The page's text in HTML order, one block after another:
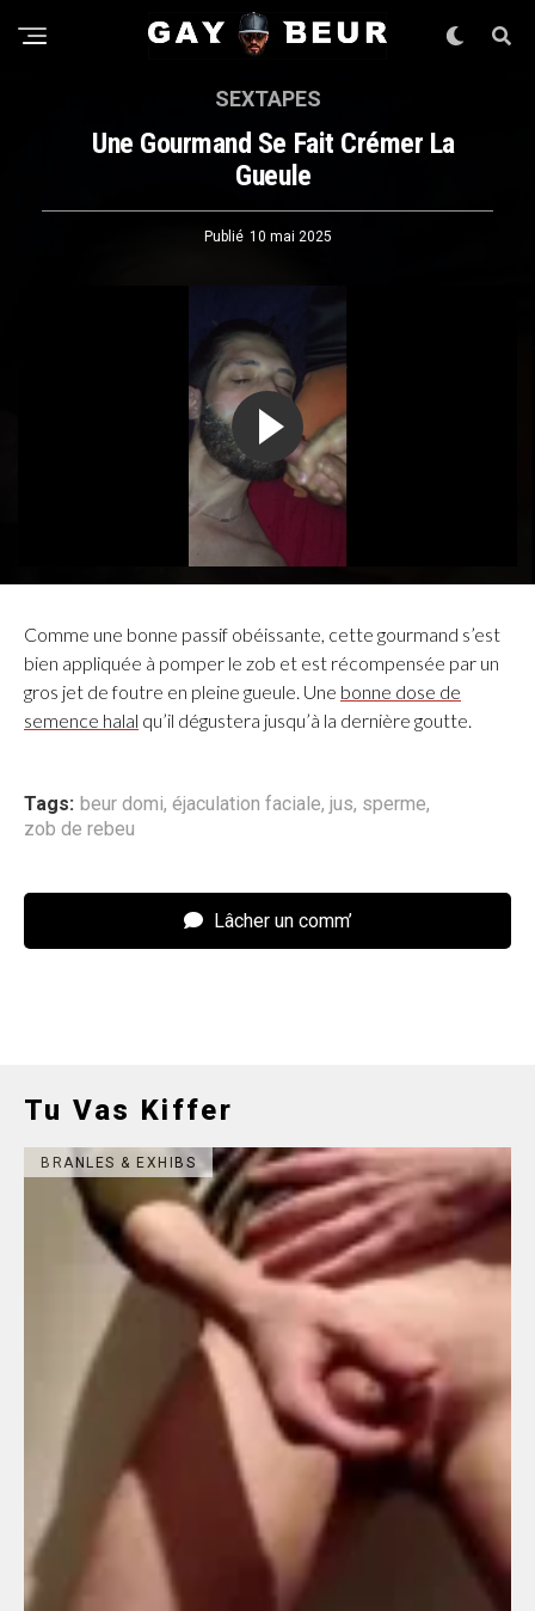
SEXTAPES
Une Gourmand Se Fait Crémer La
Gueule
Publié 10 mai 2025
Comme une bonne passif obéissante, cette gourmand s’est
bien appliquée à pomper le zob et est récompensée par un
gros jet de foutre en pleine gueule. Une bonne dose de
semence halal qu’il dégustera jusqu’à la dernière goutte.
Tags: beur domi, éjaculation faciale, jus, sperme,
zob de rebeu
Lâcher un comm’
Tu Vas Kiffer
BRANLES & EXHIBS